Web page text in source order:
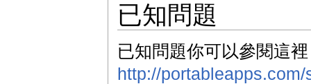
已知問題
已知問題你可以參閱這
http://